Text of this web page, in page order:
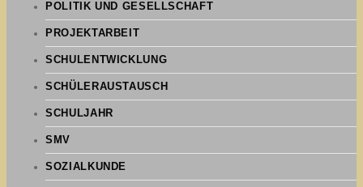
POLITIK UND GESELLSCHAFT
PROJEKTARBEIT
SCHULENTWICKLUNG
SCHÜLERAUSTAUSCH
SCHULJAHR
SMV
SOZIALKUNDE